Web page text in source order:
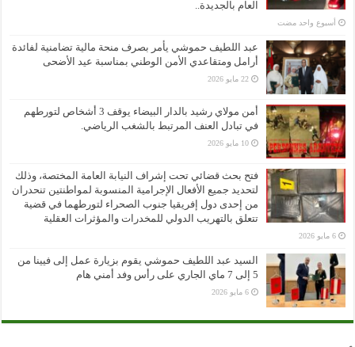
العام بالجديدة..
‏أسبوع واحد مضت
عبد اللطيف حموشي يأمر بصرف منحة مالية تضامنية لفائدة
أرامل ومتقاعدي الأمن الوطني بمناسبة عيد الأضحى
22 مايو 2026
أمن مولاي رشيد بالدار البيضاء يوقف 3 أشخاص لتورطهم
في تبادل العنف المرتبط بالشغب الرياضي.
10 مايو 2026
فتح بحث قضائي تحت إشراف النيابة العامة المختصة، وذلك
لتحديد جميع الأفعال الإجرامية المنسوبة لمواطنتين تنحدران
من إحدى دول إفريقيا جنوب الصحراء لتورطهما في قضية
تتعلق بالتهريب الدولي للمخدرات والمؤثرات العقلية
6 مايو 2026
السيد عبد اللطيف حموشي يقوم بزيارة عمل إلى فيينا من
5 إلى 7 ماي الجاري على رأس وفد أمني هام
6 مايو 2026